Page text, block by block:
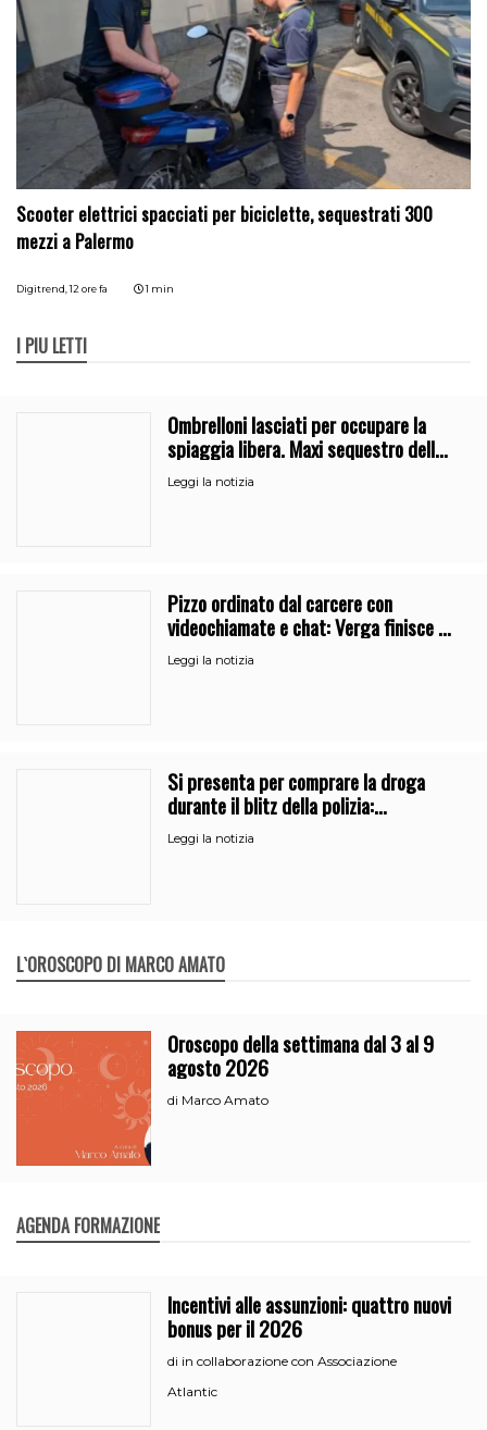
Scooter elettrici spacciati per biciclette, sequestrati 300
mezzi a Palermo
Digitrend,12 ore fa 1 min
I PIÙ LETTI
Ombrelloni lasciati per occupare la
spiaggia libera. Maxi sequestro della
Guardia Costiera
Leggi la notizia
Pizzo ordinato dal carcere con
videochiamate e chat: Verga finisce al
41bis
Leggi la notizia
Si presenta per comprare la droga
durante il blitz della polizia:
denunciati due pusher a Catania
Leggi la notizia
L`OROSCOPO DI MARCO AMATO
Oroscopo della settimana dal 3 al 9
agosto 2026
di Marco Amato
AGENDA FORMAZIONE
Incentivi alle assunzioni: quattro nuovi
bonus per il 2026
di in collaborazione con Associazione
Atlantic